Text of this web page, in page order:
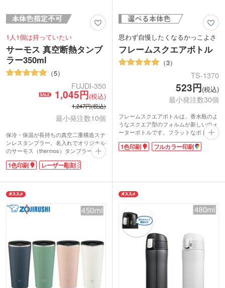
1人1個は持っていたい
サーモス 真空断熱タンブ
ラー350ml
5
FUJDI-350
1,045円(税込)
1,247円(税込)
最小発注数10個
保冷・保温が長持ちの真空二重構造ステ
ンレスタンブラー。名入れでオリジナル
のサーモス（thermos）タンブラーが製
サーモス 真空断熱タンブラー350mlは温
氷を入れた冷たいものを入れても結露し
にくい優れもの。高級感があるステンレ
スタンブラーは記念品にピッタリです。
1色印刷 レーザー彫刻
思わず自慢したくなるかっこよさ
フレームスクエアボトル
3
TS-1370
523円(税込)
最小発注数30個
フレームスクエアボトルは、香水瓶のよ
うなスクエア型のフォルムが新しいウォ
ーターボトルです。フラットなボトル形
状で、オリジナル印刷の範囲が広くSNS
映えも確実!1色またはフルカラー印刷が
の制作や、ライブグッズにもおすすめ。
持って行くのはもちろん、ご自宅用とし
て洗剤やシャンプー・リンスを入れるの
にも使えます。自作のハーバリウムを作
ってインテリアにしても可愛いですよ。
フレームは分解できるため、お手入れも
簡単！使い勝手の良さとデザインを両立
した、オリジナルボトルが製作できま
1色印刷 フルカラー印刷